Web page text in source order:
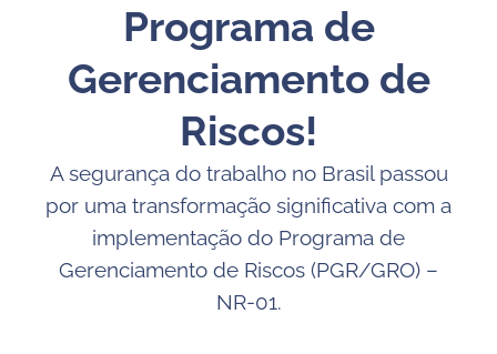
Programa de
Gerenciamento de
Riscos!
A segurança do trabalho no Brasil passou
por uma transformação significativa com a
implementação do Programa de
Gerenciamento de Riscos (PGR/GRO) –
NR-01.